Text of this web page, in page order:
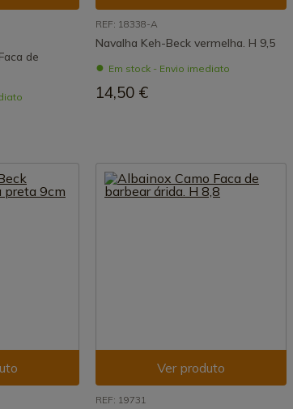
de
REF: 18338-A
Navalha Keh-Beck vermelha. H 9,5
Em stock - Envio imediato
14,50 €
Ver produto
REF: 19731